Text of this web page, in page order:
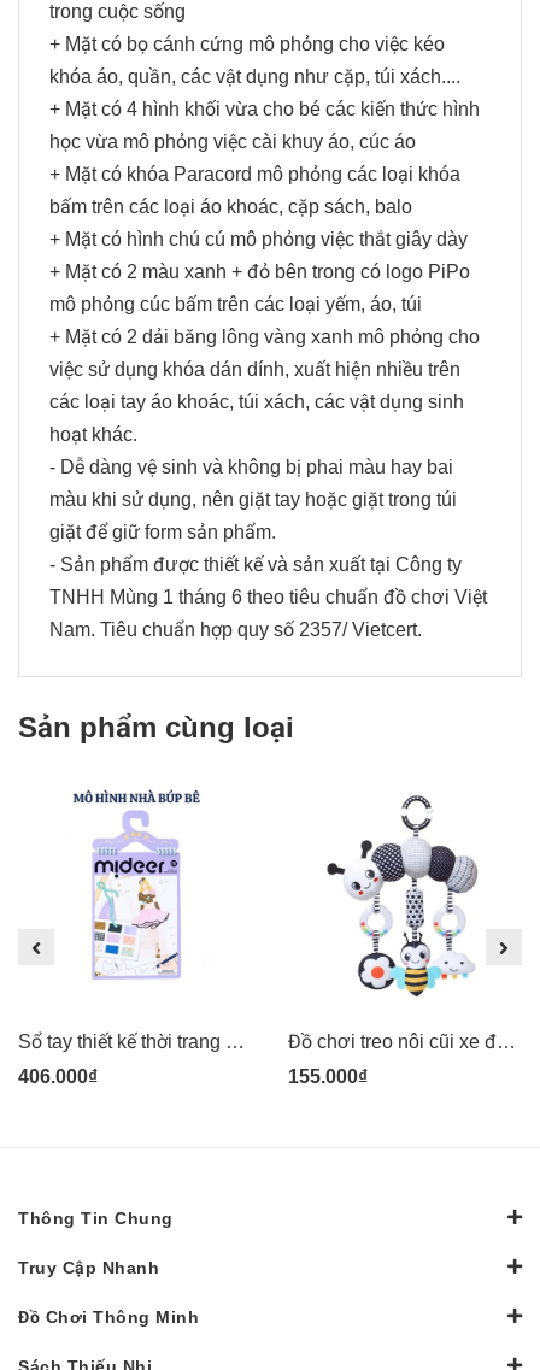
trong cuộc sống
+ Mặt có bọ cánh cứng mô phỏng cho việc kéo
khóa áo, quần, các vật dụng như cặp, túi xách....
+ Mặt có 4 hình khối vừa cho bé các kiến thức hình
học vừa mô phỏng việc cài khuy áo, cúc áo
+ Mặt có khóa Paracord mô phỏng các loại khóa
bấm trên các loại áo khoác, cặp sách, balo
+ Mặt có hình chú cú mô phỏng việc thắt giây dày
+ Mặt có 2 màu xanh + đỏ bên trong có logo PiPo
mô phỏng cúc bấm trên các loại yếm, áo, túi
+ Mặt có 2 dải băng lông vàng xanh mô phỏng cho
việc sử dụng khóa dán dính, xuất hiện nhiều trên
các loại tay áo khoác, túi xách, các vật dụng sinh
hoạt khác.
- Dễ dàng vệ sinh và không bị phai màu hay bai
màu khi sử dụng, nên giặt tay hoặc giặt trong túi
giặt để giữ form sản phẩm.
- Sản phẩm được thiết kế và sản xuất tại Công ty
TNHH Mùng 1 tháng 6 theo tiêu chuẩn đồ chơi Việt
Nam. Tiêu chuẩn hợp quy số 2357/ Vietcert.
Sản phẩm cùng loại
Sổ tay thiết kế thời trang Mideer kèm vải Dress-up Fashion Guide
406.000₫
Đồ chơi treo nôi cũi xe đẩy bằng vải bông có âm thanh leng keng cho bé sơ sinh Pipovietnam
155.000₫
Thông Tin Chung
Truy Cập Nhanh
Đồ Chơi Thông Minh
Sách Thiếu Nhi